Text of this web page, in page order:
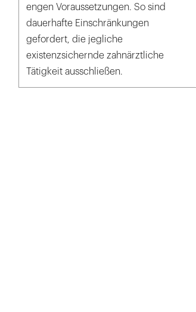
engen Voraussetzungen. So sind
dauerhafte Einschränkungen
gefordert, die jegliche
existenzsichernde zahnärztliche
Tätigkeit ausschließen.